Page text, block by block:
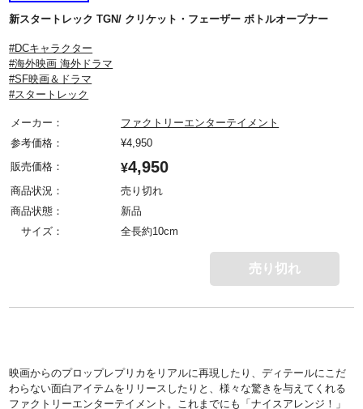
新スタートレック TGN/ クリケット・フェーザー ボトルオープナー
#DCキャラクター
#海外映画 海外ドラマ
#SF映画＆ドラマ
#スタートレック
メーカー：
ファクトリーエンターテイメント
参考価格：
¥4,950
販売価格：
¥4,950
商品状況：
売り切れ
商品状態：
新品
サイズ：
全長約10cm
売り切れ
映画からのプロップレプリカをリアルに再現したり、ディテールにこだ
わらない面白アイテムをリリースしたりと、様々な驚きを与えてくれる
ファクトリーエンターテイメント。これまでにも「ナイスアレンジ！」